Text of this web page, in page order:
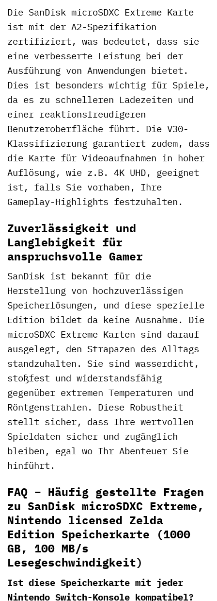
Die SanDisk microSDXC Extreme Karte
ist mit der A2-Spezifikation
zertifiziert, was bedeutet, dass sie
eine verbesserte Leistung bei der
Ausführung von Anwendungen bietet.
Dies ist besonders wichtig für Spiele,
da es zu schnelleren Ladezeiten und
einer reaktionsfreudigeren
Benutzeroberfläche führt. Die V30-
Klassifizierung garantiert zudem, dass
die Karte für Videoaufnahmen in hoher
Auflösung, wie z.B. 4K UHD, geeignet
ist, falls Sie vorhaben, Ihre
Gameplay-Highlights festzuhalten.
Zuverlässigkeit und
Langlebigkeit für
anspruchsvolle Gamer
SanDisk ist bekannt für die
Herstellung von hochzuverlässigen
Speicherlösungen, und diese spezielle
Edition bildet da keine Ausnahme. Die
microSDXC Extreme Karten sind darauf
ausgelegt, den Strapazen des Alltags
standzuhalten. Sie sind wasserdicht,
stoßfest und widerstandsfähig
gegenüber extremen Temperaturen und
Röntgenstrahlen. Diese Robustheit
stellt sicher, dass Ihre wertvollen
Spieldaten sicher und zugänglich
bleiben, egal wo Ihr Abenteuer Sie
hinführt.
FAQ – Häufig gestellte Fragen
zu SanDisk microSDXC Extreme,
Nintendo licensed Zelda
Edition Speicherkarte (1000
GB, 100 MB/s
Lesegeschwindigkeit)
Ist diese Speicherkarte mit jeder
Nintendo Switch-Konsole kompatibel?